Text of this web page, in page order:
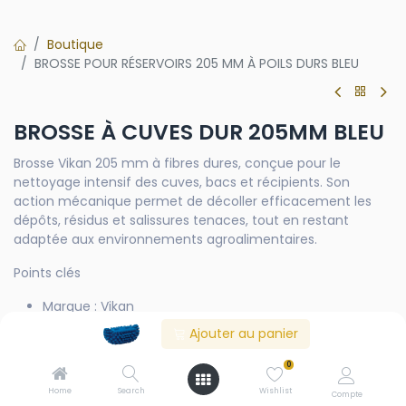
Ajouter au panier
Home Search
0
Wishlist Compte
Boutique
BROSSE POUR RÉSERVOIRS 205 MM À POILS DURS BLEU
BROSSE À CUVES DUR 205MM BLEU
Brosse Vikan 205 mm à fibres dures, conçue pour le
nettoyage intensif des cuves, bacs et récipients. Son
action mécanique permet de décoller efficacement les
dépôts, résidus et salissures tenaces, tout en restant
adaptée aux environnements agroalimentaires.
Points clés
Marque : Vikan
Type : brosse à cuves
Dureté : dure
Largeur : 205 mm
Couleur : bleu
Usage : cuves, bacs, récipients, nettoyage intensif